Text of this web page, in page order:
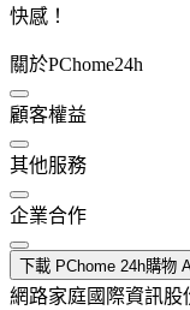
快感！
關於PChome24h
顧客權益
其他服務
企業合作
下載 PChome 24h購物
網路家庭國際資訊股